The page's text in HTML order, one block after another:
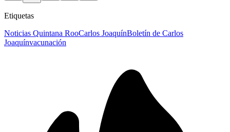
Etiquetas
Noticias Quintana RooCarlos JoaquínBoletín de Carlos
Joaquínvacunación